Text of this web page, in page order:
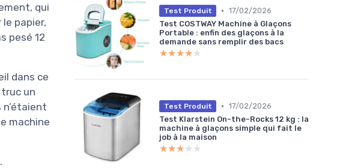
qui
papier,
pesé 12
dans ce
un
machine
Test Produit • 17/02/2026
Test COSTWAY Machine à Glaçons
Portable : enfin des glaçons à la
demande sans remplir des bacs
★★★★★
★★★★★
Test Produit • 17/02/2026
Test Klarstein On-the-Rocks 12 kg : la
machine à glaçons simple qui fait le
job à la maison
★★★★★
★★★★★